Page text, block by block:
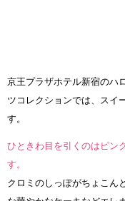
京王プラザホテル新宿のハ
ツコレクションでは、スイ
す。
ひときわ目を引くのはピン
す。
クロミのしっぽがちょこん